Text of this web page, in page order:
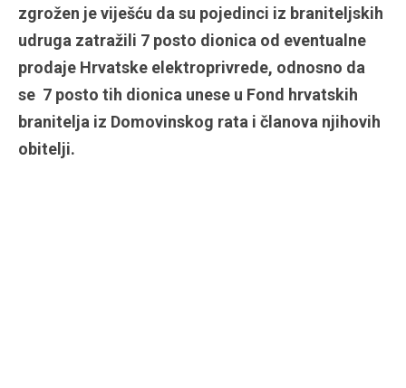
zgrožen je viješću da su pojedinci iz braniteljskih
udruga zatražili 7 posto dionica od eventualne
prodaje Hrvatske elektroprivrede, odnosno da
se 7 posto tih dionica unese u Fond hrvatskih
branitelja iz Domovinskog rata i članova njihovih
obitelji.